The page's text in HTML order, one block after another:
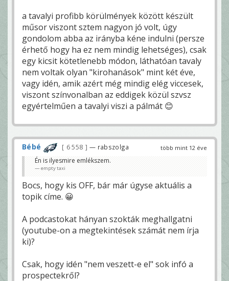
a tavalyi profibb körülmények között készült
műsor viszont sztem nagyon jó volt, úgy
gondolom abba az irányba kéne indulni (persze
érhető hogy ha ez nem mindig lehetséges), csak
egy kicsit kötetlenebb módon, láthatóan tavaly
nem voltak olyan "kirohanások" mint két éve,
vagy idén, amik azért még mindig elég viccesek,
viszont színvonalban az eddigek közül szvsz
egyértelműen a tavalyi viszi a pálmát 😊
több mint 12 éve
Bébé 6 558 — rabszolga
Én is ilyesmire emlékszem.
empty taxi
Bocs, hogy kis OFF, bár már úgyse aktuális a
topik címe. 😀
A podcastokat hányan szokták meghallgatni
(youtube-on a megtekintések számát nem írja
ki)?
Csak, hogy idén "nem veszett-e el" sok infó a
prospectekről?